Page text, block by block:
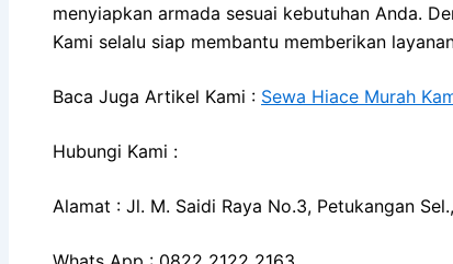
menyiapkan armada sesuai kebutuhan Anda.
Kami selalu siap membantu memberikan
Baca Juga Artikel Kami : Sewa Hiace Murah
Hubungi Kami :
Alamat : Jl. M. Saidi Raya No.3, Petukangan